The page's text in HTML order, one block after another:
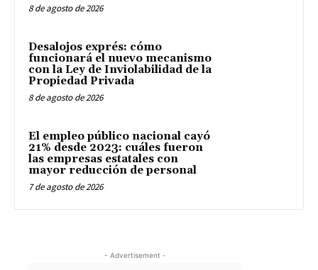
8 de agosto de 2026
Desalojos exprés: cómo
funcionará el nuevo mecanismo
con la Ley de Inviolabilidad de la
Propiedad Privada
8 de agosto de 2026
El empleo público nacional cayó
21% desde 2023: cuáles fueron
las empresas estatales con
mayor reducción de personal
7 de agosto de 2026
- Advertisement -